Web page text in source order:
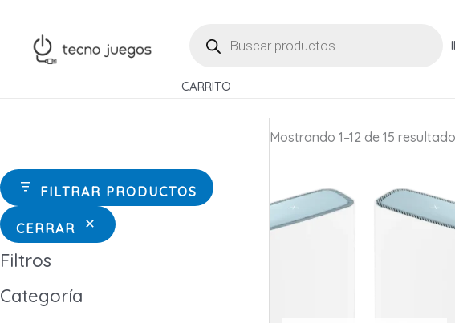
contenido
PRODUCTOS
CARRITO
FILTRAR PRODUCTOS
CERRAR
Filtros
Categoría
Mostrando 1–12 de 15